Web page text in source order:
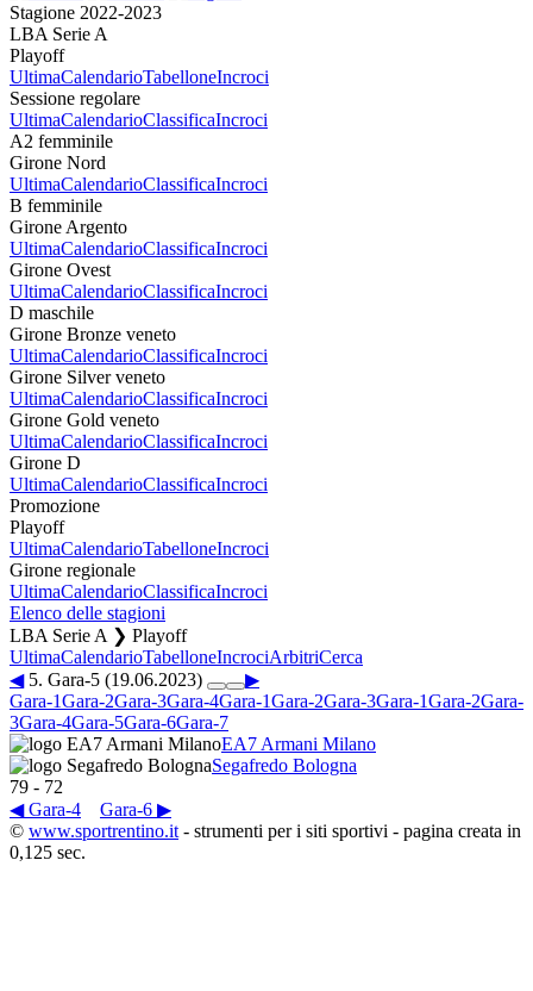
Stagione 2022-2023
LBA Serie A
Playoff
UltimaCalendarioTabelloneIncroci
Sessione regolare
UltimaCalendarioClassificaIncroci
A2 femminile
Girone Nord
UltimaCalendarioClassificaIncroci
B femminile
Girone Argento
UltimaCalendarioClassificaIncroci
Girone Ovest
UltimaCalendarioClassificaIncroci
D maschile
Girone Bronze veneto
UltimaCalendarioClassificaIncroci
Girone Silver veneto
UltimaCalendarioClassificaIncroci
Girone Gold veneto
UltimaCalendarioClassificaIncroci
Girone D
UltimaCalendarioClassificaIncroci
Promozione
Playoff
UltimaCalendarioTabelloneIncroci
Girone regionale
UltimaCalendarioClassificaIncroci
Elenco delle stagioni
LBA Serie A ❯ Playoff
UltimaCalendarioTabelloneIncrociArbitriCerca
◀5. Gara-5 (19.06.2023)
▶
Gara-1Gara-2Gara-3Gara-4Gara-1Gara-2Gara-3Gara-1Gara-2Gara-
3Gara-4Gara-5Gara-6Gara-7
EA7 Armani Milano
Segafredo Bologna
79 - 72
◀ Gara-4
Gara-6 ▶
© www.sportrentino.it - strumenti per i siti sportivi - pagina creata in
0,125 sec.